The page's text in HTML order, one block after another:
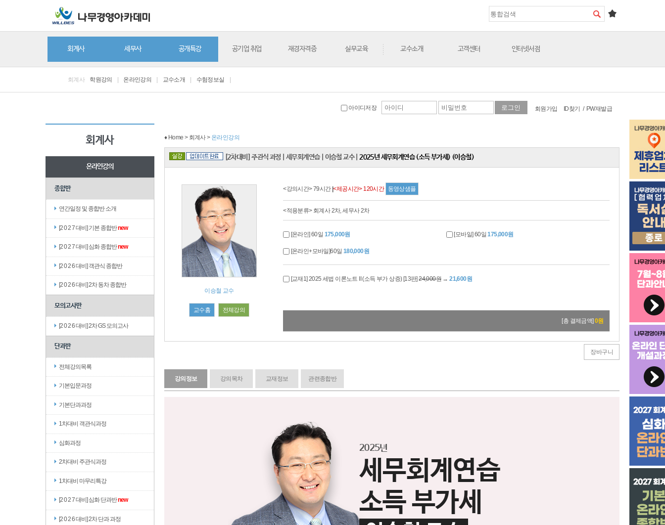
회계사 세무사 공개특강 공기업 취업 재경자격증 실무교육 교수소개 고객센터 인터넷서점
회계사 학원강의 온라인강의 교수소개 수험정보실
아이디저장 회원가입 ID찾기 / PW재발급
회계사
온라인강의
종합반
연간일정 및 종합반 소개
[2 0 2 7 대비] 기본 종합반new
[2 0 2 7 대비] 심화 종합반new
[2 0 2 6 대비] 객관식 종합반
[2 0 2 6 대비] 2차 동차 종합반
모의고사반
[2 0 2 6 대비] 2차 GS 모의고사
단과반
전체강의목록
기본입문과정
기본단과과정
1차대비 객관식과정
심화과정
2차대비 주관식과정
1차대비 마무리특강
[2 0 2 7 대비] 심화 단과반new
[2 0 2 6 대비] 2차 단과 과정
♦ Home > 회계사 > 온라인강의
[2차대비] 주관식 과정 세무회계연습 이승철 교수 2025년 세무회계연습 (소득 부가세) (이승철)
이승철 교수
교수홈 전체강의
<강의시간> 79시간 |<제공시간> 120시간 동영상샘플
<적용분류> 회계사 2차, 세무사 2차
[온라인] 60일 175,000원 [모바일] 60일175,000원
[온라인+모바일]60일 180,000원
[교재1] 2025 세법 이론노트 II (소득 부가 상증) [13판]24,000원→21,600원
[총 결제금액]0원
장바구니
강의정보 강의목차 교재정보 관련종합반
2025년
세무회계연습
소득 부가세